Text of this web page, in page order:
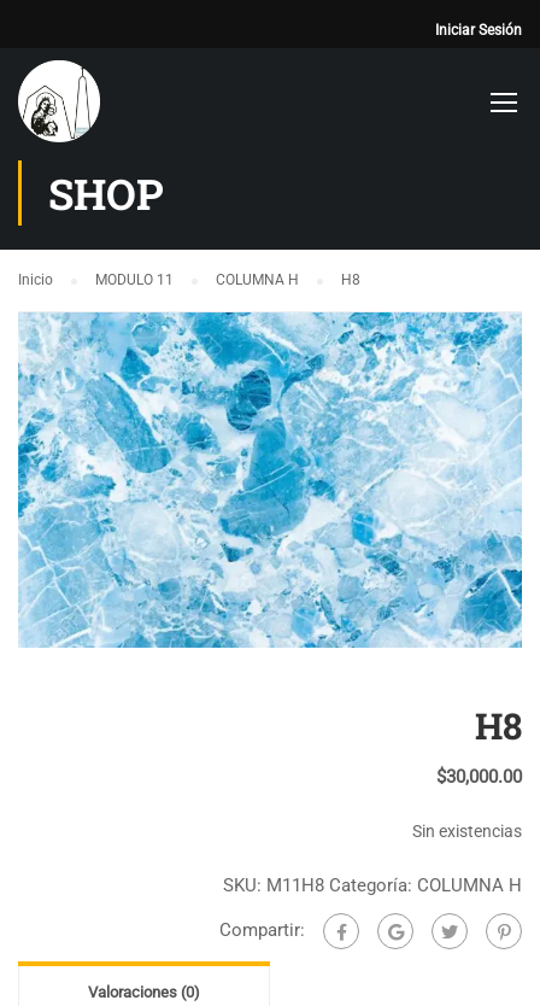
Iniciar Sesión
SHOP
Inicio MODULO 11 COLUMNA H H8
H8
$30,000.00
Sin existencias
SKU: M11H8 Categoría: COLUMNA H
Compartir:
Valoraciones (0)